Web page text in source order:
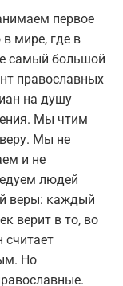
первое
в мире, где в
самый большой
православных
на душу
Мы чтим
Мы не
и не
людей
веры: каждый
верит в то, во
считает
Но